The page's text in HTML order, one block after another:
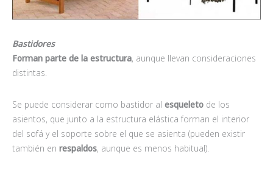
Bastidores
Forman parte de la estructura, aunque llevan consideraciones
distintas.
Se puede considerar como bastidor al esqueleto de los
asientos, que junto a la estructura elástica forman el interior
del sofá y el soporte sobre el que se asienta (pueden existir
también en respaldos, aunque es menos habitual).